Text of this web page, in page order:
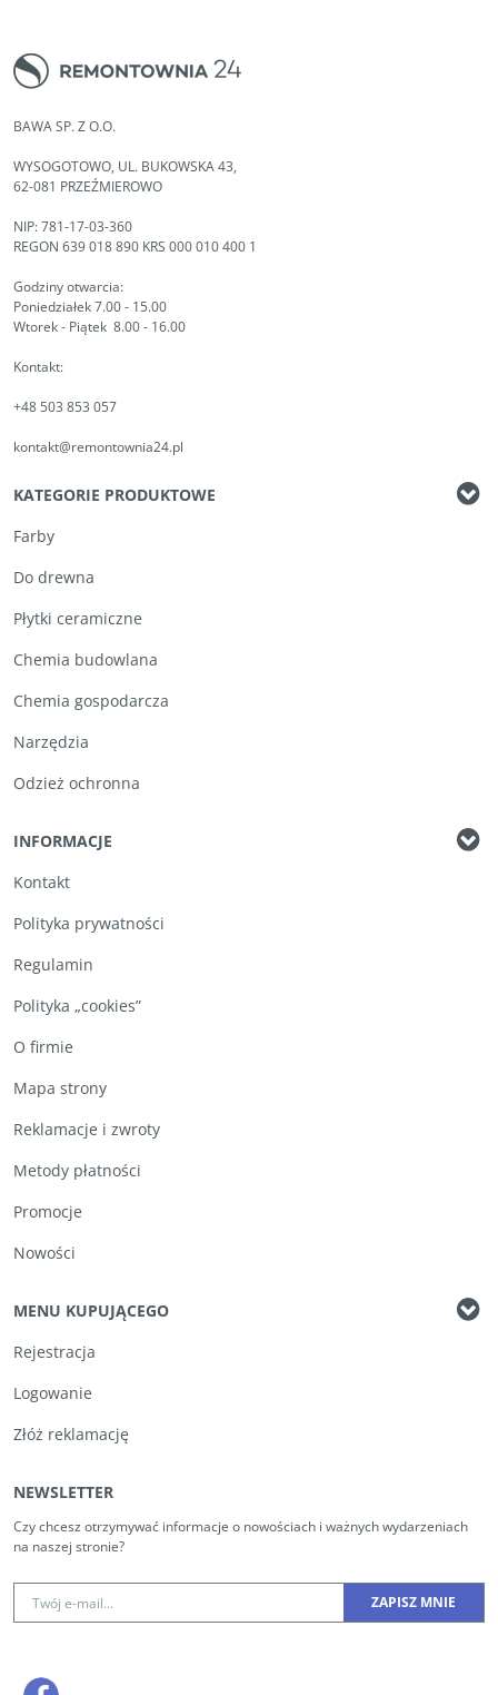
BAWA SP. Z O.O.
WYSOGOTOWO, UL. BUKOWSKA 43,
62-081 PRZEŹMIEROWO
NIP: 781-17-03-360
REGON 639 018 890 KRS 000 010 400 1
Godziny otwarcia:
Poniedziałek 7.00 - 15.00
Wtorek - Piątek 8.00 - 16.00
Kontakt:
+48 503 853 057
kontakt@remontownia24.pl
KATEGORIE PRODUKTOWE
Farby
Do drewna
Płytki ceramiczne
Chemia budowlana
Chemia gospodarcza
Narzędzia
Odzież ochronna
INFORMACJE
Kontakt
Polityka prywatności
Regulamin
Polityka „cookies”
O firmie
Mapa strony
Reklamacje i zwroty
Metody płatności
Promocje
Nowości
MENU KUPUJĄCEGO
Rejestracja
Logowanie
Złóż reklamację
NEWSLETTER
Czy chcesz otrzymywać informacje o nowościach i ważnych wydarzeniach
na naszej stronie?